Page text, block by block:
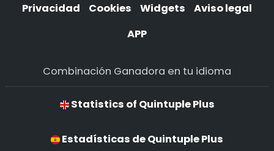
Privacidad
Cookies Widgets
Aviso legal
APP
Combinación Ganadora en tu idioma
Statistics of Quintuple Plus
Estadísticas de Quintuple Plus